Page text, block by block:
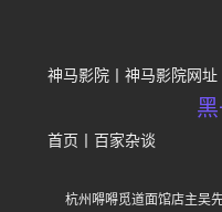
神马影院 神马影院网址
首页 百家杂谈
杭州嘚嘚觅道面馆店主吴